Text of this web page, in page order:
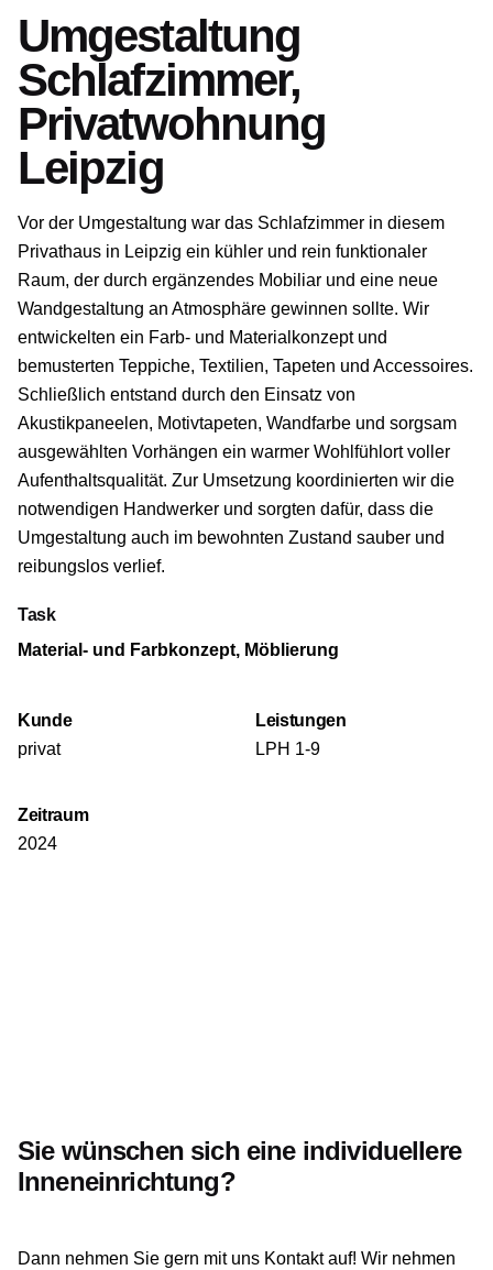
Umgestaltung
Schlafzimmer,
Privatwohnung
Leipzig
Vor der Umgestaltung war das Schlafzimmer in diesem
Privathaus in Leipzig ein kühler und rein funktionaler
Raum, der durch ergänzendes Mobiliar und eine neue
Wandgestaltung an Atmosphäre gewinnen sollte. Wir
entwickelten ein Farb- und Materialkonzept und
bemusterten Teppiche, Textilien, Tapeten und Accessoires.
Schließlich entstand durch den Einsatz von
Akustikpaneelen, Motivtapeten, Wandfarbe und sorgsam
ausgewählten Vorhängen ein warmer Wohlfühlort voller
Aufenthaltsqualität. Zur Umsetzung koordinierten wir die
notwendigen Handwerker und sorgten dafür, dass die
Umgestaltung auch im bewohnten Zustand sauber und
reibungslos verlief.
Task
Material- und Farbkonzept, Möblierung
Kunde
privat
Leistungen
LPH 1-9
Zeitraum
2024
Sie wünschen sich eine individuellere
Inneneinrichtung?
Dann nehmen Sie gern mit uns Kontakt auf! Wir nehmen